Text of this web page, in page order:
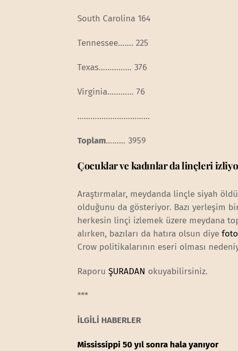
South Carolina 164
Tennessee……. 225
Texas…………… 376
Virginia………… 76
……………………………
Toplam……… 3959
Çocuklar ve kadınlar da linçleri
Araştırmalar, meydanda linçle siyah
olduğunu da gösteriyor. Bazı yerleşim
herkesin linçi izlemek üzere meydana
alırken, bazıları da hatıra olsun diye
Crow politikalarının eseri olması
RaporuŞURADAN okuyabilirsiniz.
***
İLGİLİ HABERLER
Mississippi 50 yıl sonra hala yanıyor